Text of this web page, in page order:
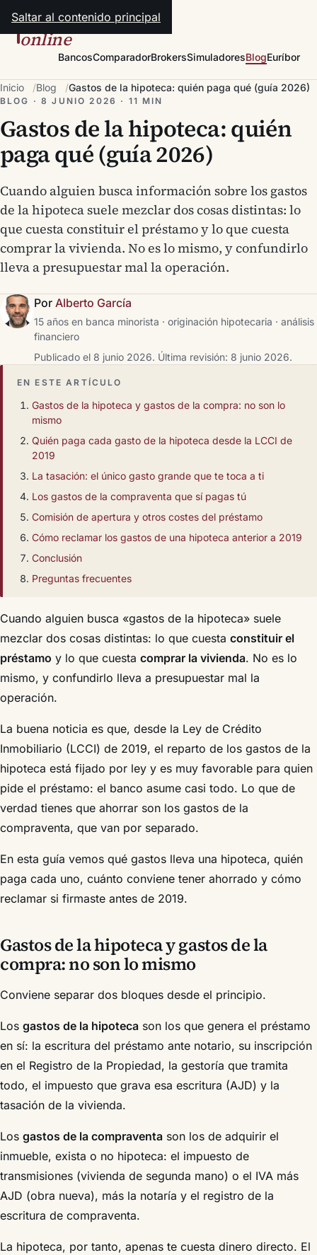
Saltar al contenido principal
hipotecas
online
BancosComparadorBrokersSimuladoresBlogEuríbor
Inicio Blog Gastos de la hipoteca: quién paga qué (guía 2026)
BLOG · 8 JUNIO 2026 · 11 MIN
Gastos de la hipoteca: quién
paga qué (guía 2026)
Cuando alguien busca información sobre los gastos
de la hipoteca suele mezclar dos cosas distintas: lo
que cuesta constituir el préstamo y lo que cuesta
comprar la vivienda. No es lo mismo, y confundirlo
lleva a presupuestar mal la operación.
Por Alberto García
15 años en banca minorista · originación hipotecaria · análisis
financiero
Publicado el 8 junio 2026. Última revisión: 8 junio 2026.
EN ESTE ARTÍCULO
Gastos de la hipoteca y gastos de la compra: no son lo
mismo
Quién paga cada gasto de la hipoteca desde la LCCI de
2019
La tasación: el único gasto grande que te toca a ti
Los gastos de la compraventa que sí pagas tú
Comisión de apertura y otros costes del préstamo
Cómo reclamar los gastos de una hipoteca anterior a 2019
Conclusión
Preguntas frecuentes
Cuando alguien busca «gastos de la hipoteca» suele
mezclar dos cosas distintas: lo que cuesta constituir el
préstamo y lo que cuesta comprar la vivienda. No es lo
mismo, y confundirlo lleva a presupuestar mal la
operación.
La buena noticia es que, desde la Ley de Crédito
Inmobiliario (LCCI) de 2019, el reparto de los gastos de la
hipoteca está fijado por ley y es muy favorable para quien
pide el préstamo: el banco asume casi todo. Lo que de
verdad tienes que ahorrar son los gastos de la
compraventa, que van por separado.
En esta guía vemos qué gastos lleva una hipoteca, quién
paga cada uno, cuánto conviene tener ahorrado y cómo
reclamar si firmaste antes de 2019.
Gastos de la hipoteca y gastos de la
compra: no son lo mismo
Conviene separar dos bloques desde el principio.
Los gastos de la hipoteca son los que genera el préstamo
en sí: la escritura del préstamo ante notario, su inscripción
en el Registro de la Propiedad, la gestoría que tramita
todo, el impuesto que grava esa escritura (AJD) y la
tasación de la vivienda.
Los gastos de la compraventa son los de adquirir el
inmueble, exista o no hipoteca: el impuesto de
transmisiones (vivienda de segunda mano) o el IVA más
AJD (obra nueva), más la notaría y el registro de la
escritura de compraventa.
La hipoteca, por tanto, apenas te cuesta dinero directo. El